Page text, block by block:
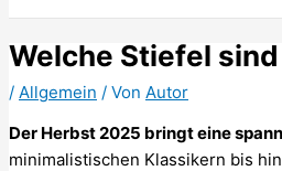
Welche Stiefel
/ Allgemein / Von Autor
Der Herbst 2025 bringt eine
minimalistischen Klassikern bis